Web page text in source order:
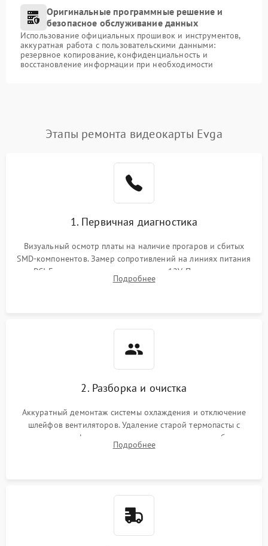
Оригинальные программные решение и
безопасное обслуживание данных
Использование официальных прошивок и инструментов,
аккуратная работа с пользовательскими данными:
резервное копирование, конфиденциальность и
восстановление информации при необходимости
Этапы ремонта видеокарты Evga
1. Первичная диагностика
Визуальный осмотр платы на наличие прогаров и сбитых
SMD-компонентов. Замер сопротивлений на линиях питания
PCI-E и дополнительных разъемах 12V. Проверка на
короткое замыкание основных дросселей питания GPU и
Подробнее
2. Разборка и очистка
Аккуратный демонтаж системы охлаждения и отключение
шлейфов вентиляторов. Удаление старой термопасты с
кристалла графического чипа и термопрокладок с банок
памяти и зоны VRM. Очистка платы от пыли и окислов.
Подробнее